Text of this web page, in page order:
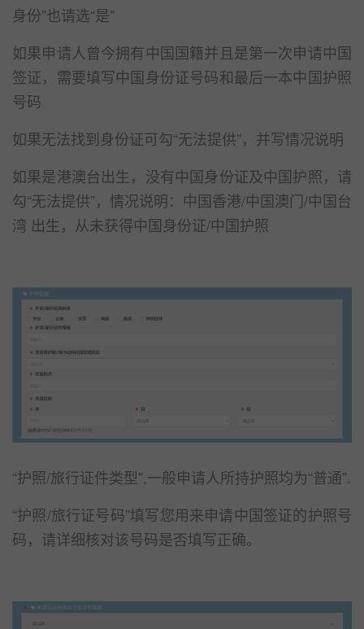
身份”也请选“是”
如果申请人曾今拥有中国国籍并且是第一次申请中国
签证，需要填写中国身份证号码和最后一本中国护照
号码
如果无法找到身份证可勾“无法提供”，并写情况说明
如果是港澳台出生，没有中国身份证及中国护照，请
勾“无法提供”，情况说明：中国香港/中国澳门/中国台
湾 出生，从未获得中国身份证/中国护照
“护照/旅行证件类型”,一般申请人所持护照均为“普通”.
“护照/旅行证号码”填写您用来申请中国签证的护照号
码，请详细核对该号码是否填写正确。